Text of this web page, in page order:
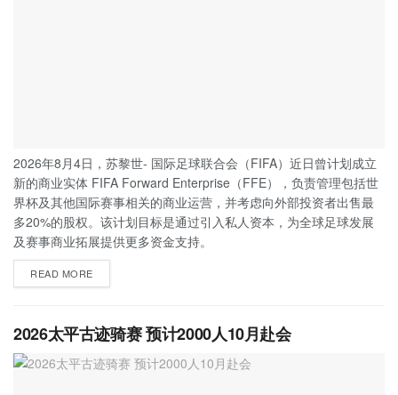
2026年8月4日，苏黎世- 国际足球联合会（FIFA）近日曾计划成立
新的商业实体 FIFA Forward Enterprise（FFE），负责管理包括世
界杯及其他国际赛事相关的商业运营，并考虑向外部投资者出售最
多20%的股权。该计划目标是通过引入私人资本，为全球足球发展
及赛事商业拓展提供更多资金支持。
READ MORE
2026太平古迹骑赛 预计2000人10月赴会